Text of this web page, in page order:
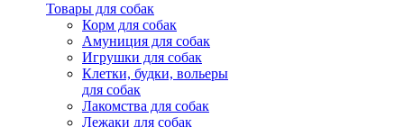
Товары для собак
Корм для собак
Амуниция для собак
Игрушки для собак
Клетки, будки, вольеры
для собак
Лакомства для собак
Лежаки для собак